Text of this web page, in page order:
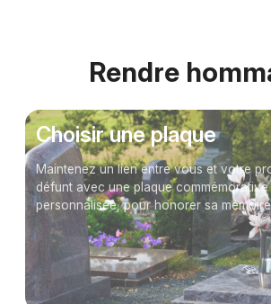
Rendre
Choisir une plaque
Maintenez un lien entre vous et votre
défunt avec une plaque commémorative
personnalisée, pour honorer sa